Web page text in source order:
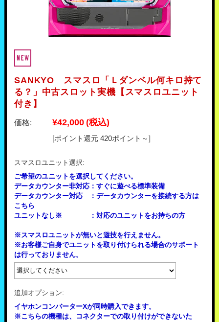
SANKYO スマスロ「Ｌダンベル何キロ持て
る？」中古スロット実機【スマスロユニット
付き】
価格: ¥42,000(税込)
[ポイント還元 420ポイント～]
スマスロユニット選択:
ご希望のユニットを選択してください。
データカウンター非対応：すぐに遊べる標準装備
データカウンター対応 ：データカウンターを接続する方は
こちら
ユニットなし※ ：対応のユニットをお持ちの方
※スマスロユニットが無いと遊技を行えません。
※お客様ご自身でユニットを取り付けられる場合のサポート
は行っておりません。
追加オプション:
イヤホンコンバーターXが同時購入できます。
※こちらの機種は、コネクターでの取り付けができないた